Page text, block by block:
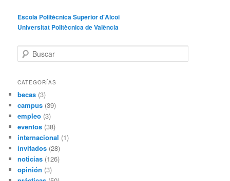
Escola Politècnica Superior d'Alcoi
Universitat Politècnica de València
u
c
r
CATEGORÍAS
becas (3)
campus (39)
empleo (3)
eventos (38)
internacional (1)
invitados (28)
noticias (126)
opinión (3)